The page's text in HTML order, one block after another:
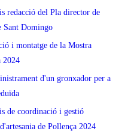
redacció del Pla director de
Sant Domingo
i montatge de la Mostra
2024
d'un gronxador per a
de coordinació i gestió
de Pollença 2024